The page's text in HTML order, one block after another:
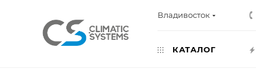
Владивосток
КАТАЛОГ